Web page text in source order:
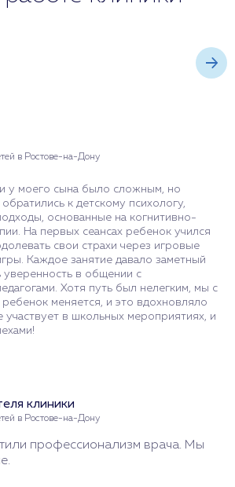
в Ростове-на-Дону
у моего сына было сложным, но
к детскому психологу,
основанные на когнитивно-
На первых сеансах ребенок учился
свои страхи через игровые
Каждое занятие давало заметный
уверенность в общении с
Хотя путь был нелегким, мы с
меняется, и это вдохновляло
участвует в школьных мероприятиях, и
клиники
в Ростове-на-Дону
профессионализм врача. Мы